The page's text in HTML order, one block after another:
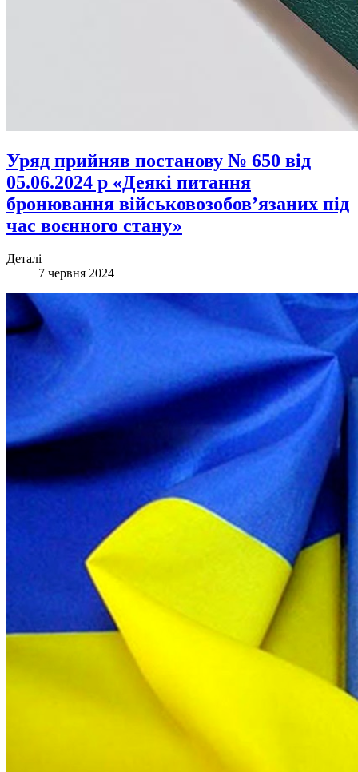
Уряд прийняв постанову № 650 від
05.06.2024 р «Деякі питання
бронювання військовозобов’язаних під
час воєнного стану»
Деталі
7 червня 2024